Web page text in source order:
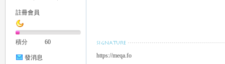
註冊會員
積分 60
發消息 https://meqa.fo